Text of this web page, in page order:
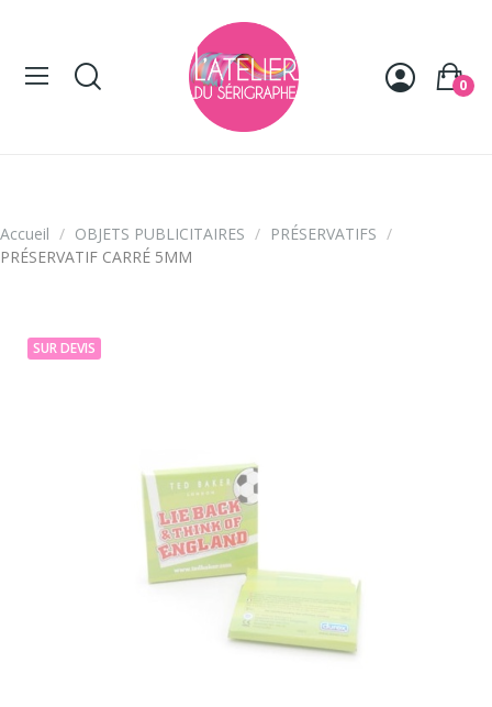
0
Accueil OBJETS PUBLICITAIRES
PRÉSERVATIFS
PRÉSERVATIF CARRÉ 5MM
SUR DEVIS